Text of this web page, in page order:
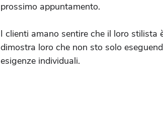
prossimo appuntamento.
I clienti amano sentire che il loro stilista
dimostra loro che non sto solo
esigenze individuali.